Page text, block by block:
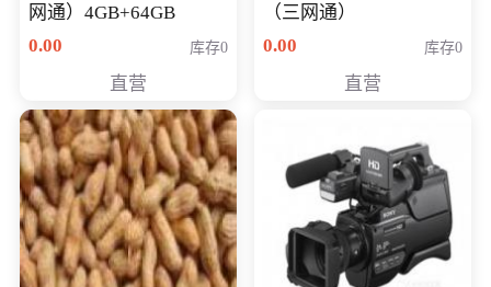
网通）4GB+64GB
0.00
库存0
直营
（三网通）
0.00
库存0
直营